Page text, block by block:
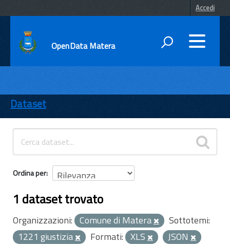
Accedi
OpenData Matera
ENTI
TEMI
INFORMAZIONI
Dataset
Ordina per
1 dataset trovato
Organizzazioni: Comune di Matera
Sottotemi:
1221 giustizia
Formati: XLS
JSON